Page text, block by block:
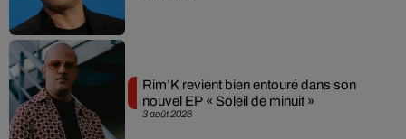
3 août 2026
Rim’K revient bien entouré dans son
nouvel EP « Soleil de minuit »